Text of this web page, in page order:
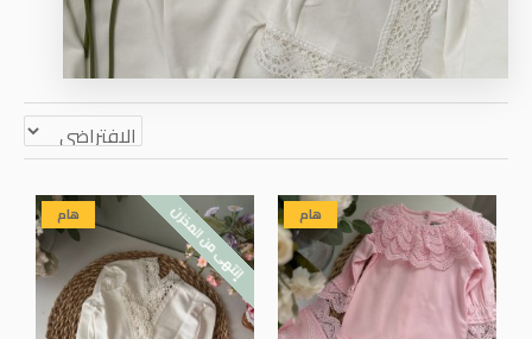
هام هام إنتهى من المخزن